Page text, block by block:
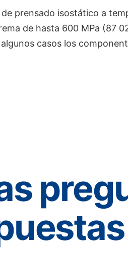
prensado isostático a
de hasta 600 MPa (87
casos los